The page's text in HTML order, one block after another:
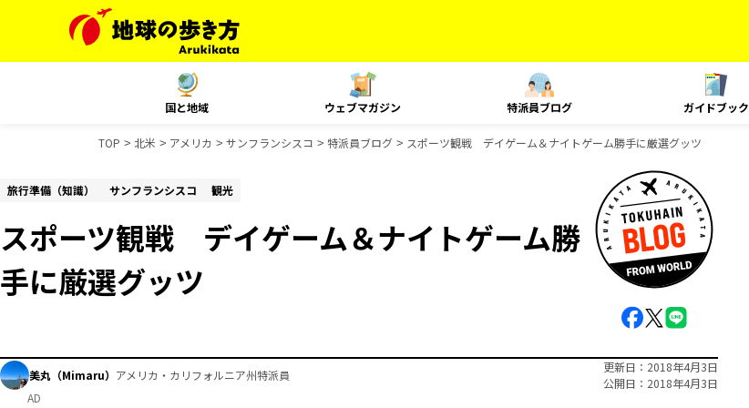
国と地域 ウェブマガジン 特派員ブログ ガイドブック
TOP 北米 アメリカ サンフランシスコ 特派員ブログ スポーツ観戦 デイゲーム＆ナイトゲーム勝手に厳選グッツ
旅行準備（知識） サンフランシスコ 観光
スポーツ観戦 デイゲーム＆ナイトゲーム勝
手に厳選グッツ
美丸（Mimaru） アメリカ・カリフォルニア州特派員
更新日
2018年4月3日
公開日
2018年4月3日
AD